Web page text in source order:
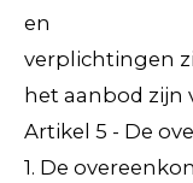
en
verplichtingen
het aanbod zijn
Artikel 5 - De
1. De